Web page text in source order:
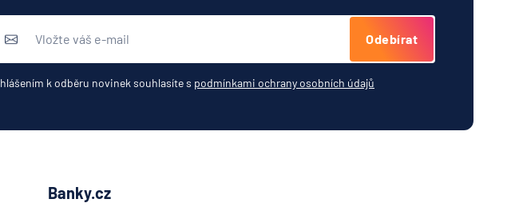
Odebírat
k odběru novinek souhlasíte s podmínkami ochrany osobních údajů
Banky.cz